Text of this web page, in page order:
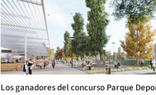
Los ganadores del concurso Parque